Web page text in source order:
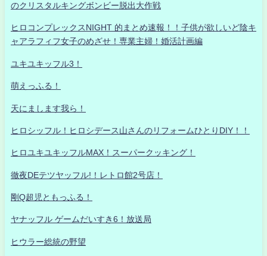
のクリスタルキングボンビー脱出大作戦
ヒロコンプレックスNIGHT 的まとめ速報！！子供が欲しいど陰キ
ャアラフィフ女子のめざせ！専業主婦！婚活計画編
ユキユキッフル3！
萌えっふる！
天にまします我ら！
ヒロシッフル！ヒロシデース山さんのリフォームひとりDIY！！
ヒロユキユキッフルMAX！スーパークッキング！
徹夜DEテツヤッフル!！レトロ館2号店！
剛Q超児ともっふる！
ヤナッフル ゲームだいすき6！放送局
ヒウラー総統の野望